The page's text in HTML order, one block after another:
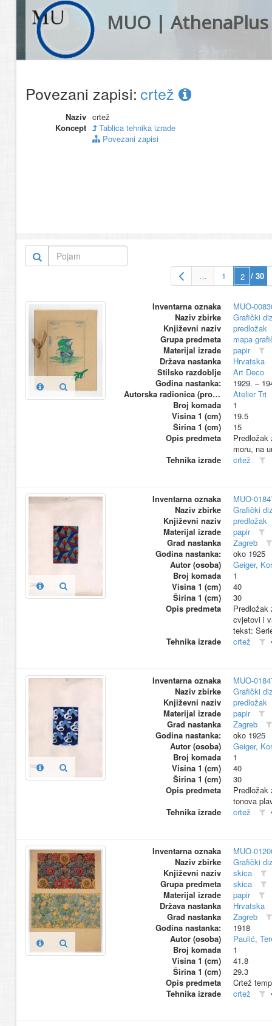
MUO | AthenaPlus
Povezani zapisi:crtež
Naziv crtež
Koncept
Tablica tehnika izrade
Povezani zapisi
… 1 / 30
Inventarna oznaka
MUO-
Naziv zbirke
Grafički
Književni naziv
predložak
Grupa predmeta
mapa
Materijal izrade
papir
Država nastanka
Hrvatska
Stilsko razdoblje
Art Deco
Godina nastanka:
1929. –
Autorska radionica (proizvođač)
Atelier Tri
Broj komada
1
Visina 1 (cm)
19.5
Širina 1 (cm)
15
Opis predmeta
Predložak
moru, na
Tehnika izrade
crtež
Inventarna oznaka
MUO-
Naziv zbirke
Grafički
Književni naziv
predložak
Materijal izrade
papir
Grad nastanka
Zagreb
Godina nastanka:
oko 1925
Autor (osoba)
Geiger,
Broj komada
1
Visina 1 (cm)
40
Širina 1 (cm)
30
Opis predmeta
Predložak
cvjetovi i
tekst:
Tehnika izrade
crtež
Inventarna oznaka
MUO-
Naziv zbirke
Grafički
Književni naziv
predložak
Materijal izrade
papir
Grad nastanka
Zagreb
Godina nastanka:
oko 1925
Autor (osoba)
Geiger,
Broj komada
1
Visina 1 (cm)
40
Širina 1 (cm)
30
Opis predmeta
Predložak
tonova
Tehnika izrade
crtež
Inventarna oznaka
MUO-
Naziv zbirke
Grafički
Književni naziv
skica
Grupa predmeta
skica
Materijal izrade
papir
Država nastanka
Hrvatska
Grad nastanka
Zagreb
Godina nastanka:
1918
Autor (osoba)
Paulić,
Broj komada
1
Visina 1 (cm)
41.8
Širina 1 (cm)
29.3
Opis predmeta
Crtež
Tehnika izrade
crtež